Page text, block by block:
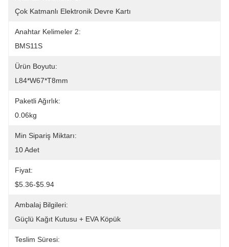
Çok Katmanlı Elektronik Devre Kartı
Anahtar Kelimeler 2:
BMS11S
Ürün Boyutu:
L84*W67*T8mm
Paketli Ağırlık:
0.06kg
Min Sipariş Miktarı:
10 Adet
Fiyat:
$5.36-$5.94
Ambalaj Bilgileri:
Güçlü Kağıt Kutusu + EVA Köpük
Teslim Süresi: